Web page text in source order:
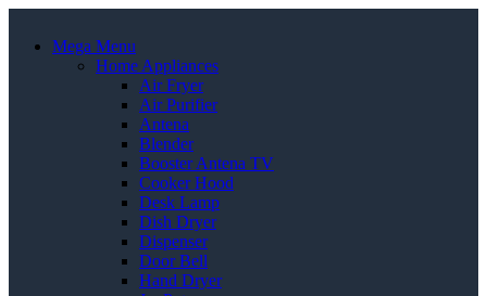
Mega Menu
Home Appliances
Air Fryer
Air Purifier
Antena
Blender
Booster Antena TV
Cooker Hood
Desk Lamp
Dish Dryer
Dispenser
Door Bell
Hand Dryer